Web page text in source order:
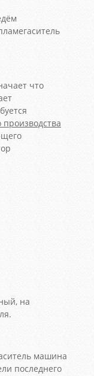
что
производства
на
машина
последнего